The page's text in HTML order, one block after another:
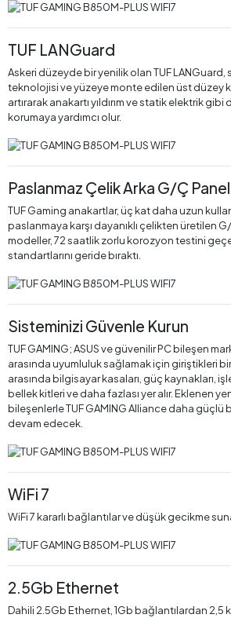
TUF LANGuard
Askeri düzeyde bir yenilik olan TUF LANGuard,
teknolojisi ve yüzeye monte edilen üst düzey
artırarak anakartı yıldırım ve statik elektrik gibi
korumaya yardımcı olur.
Paslanmaz Çelik Arka G/Ç
TUF Gaming anakartlar, üç kat daha uzun
paslanmaya karşı dayanıklı çelikten üretilen
modeller, 72 saatlik zorlu korozyon testini
standartlarını geride bıraktı.
Sisteminizi Güvenle Kurun
TUF GAMING; ASUS ve güvenilir PC bileşen
arasında uyumluluk sağlamak için giriştikleri
arasında bilgisayar kasaları, güç kaynakları,
bellek kitleri ve daha fazlası yer alır. Eklenen
bileşenlerle TUF GAMING Alliance daha güçlü
devam edecek.
WiFi 7
WiFi 7 kararlı bağlantılar ve düşük gecikme
2.5Gb Ethernet
Dahili 2.5Gb Ethernet, 1Gb bağlantılardan 2,5